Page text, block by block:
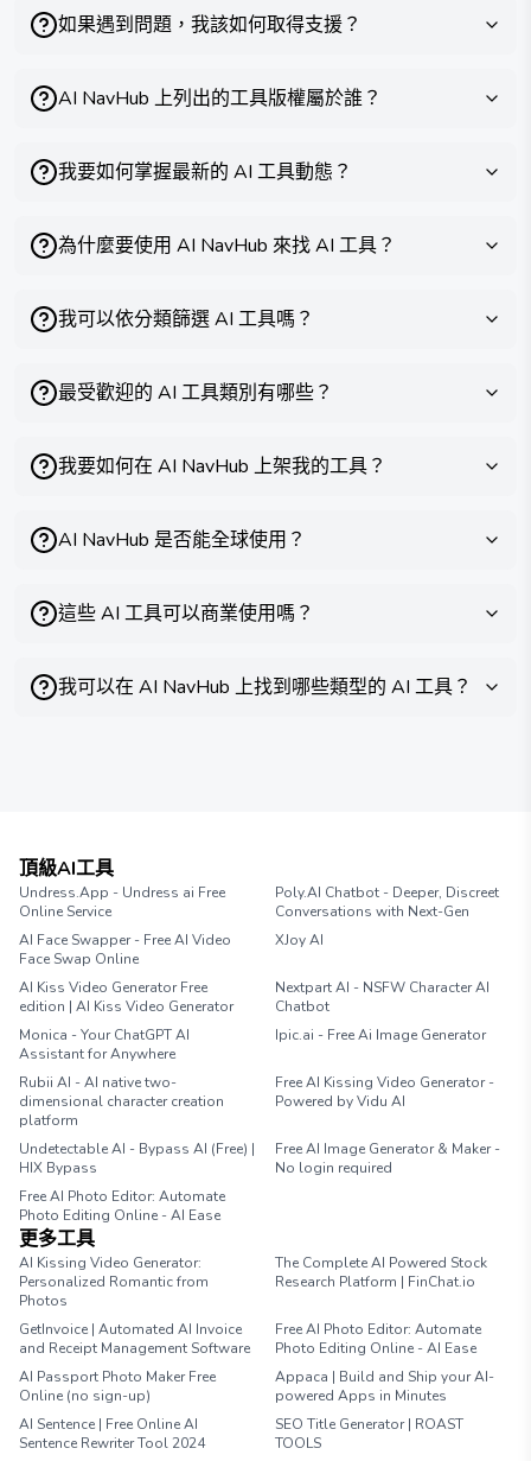
如果遇到問題，我該如何取得支援？
AI NavHub 上列出的工具版權屬於誰？
我要如何掌握最新的 AI 工具動態？
為什麼要使用 AI NavHub 來找 AI 工具？
我可以依分類篩選 AI 工具嗎？
最受歡迎的 AI 工具類別有哪些？
我要如何在 AI NavHub 上架我的工具？
AI NavHub 是否能全球使用？
這些 AI 工具可以商業使用嗎？
我可以在 AI NavHub 上找到哪些類型的 AI 工具？
頂級AI工具
Undress.App - Undress ai Free
Online Service
Poly.AI Chatbot - Deeper, Discreet
Conversations with Next-Gen
AI Face Swapper - Free AI Video
Face Swap Online
XJoy AI
AI Kiss Video Generator Free
edition | AI Kiss Video Generator
Nextpart AI - NSFW Character AI
Chatbot
Monica - Your ChatGPT AI
Assistant for Anywhere
Ipic.ai - Free Ai Image Generator
Rubii AI - AI native two-
dimensional character creation
platform
Free AI Kissing Video Generator -
Powered by Vidu AI
Undetectable AI - Bypass AI (Free) |
HIX Bypass
Free AI Image Generator & Maker -
No login required
Free AI Photo Editor: Automate
Photo Editing Online - AI Ease
更多工具
AI Kissing Video Generator:
Personalized Romantic from
Photos
The Complete AI Powered Stock
Research Platform | FinChat.io
GetInvoice | Automated AI Invoice
and Receipt Management Software
Free AI Photo Editor: Automate
Photo Editing Online - AI Ease
AI Passport Photo Maker Free
Online (no sign-up)
Appaca | Build and Ship your AI-
powered Apps in Minutes
AI Sentence | Free Online AI
Sentence Rewriter Tool 2024
SEO Title Generator | ROAST
TOOLS